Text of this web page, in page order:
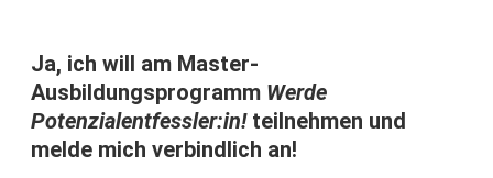
Ausbildungsprogramm
Potenzialentfessler:in!teilnehmen und
melde mich verbindlich an!